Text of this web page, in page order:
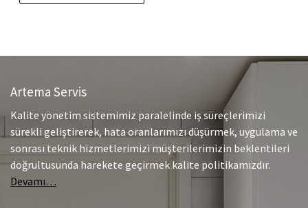
Artema Servis
Kalite yönetim sistemimiz paralelinde iş süreçlerimizi
sürekli geliştirerek, hata oranlarımızı düşürmek, uygulama ve
sonrası teknik hizmetlerimizi müşterilerimizin beklentileri
doğrultusunda harekete geçirmek kalite politikamızdır.
Devamı…